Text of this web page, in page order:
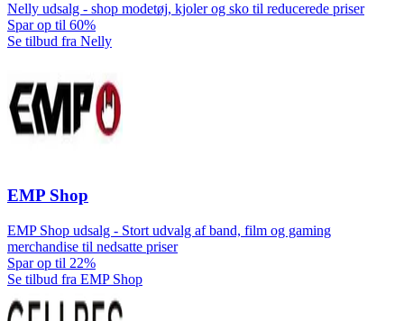
Nelly udsalg - shop modetøj, kjoler og sko til reducerede priser
Spar op til 60%
Se tilbud fra Nelly
EMP Shop
EMP Shop udsalg - Stort udvalg af band, film og gaming
merchandise til nedsatte priser
Spar op til 22%
Se tilbud fra EMP Shop